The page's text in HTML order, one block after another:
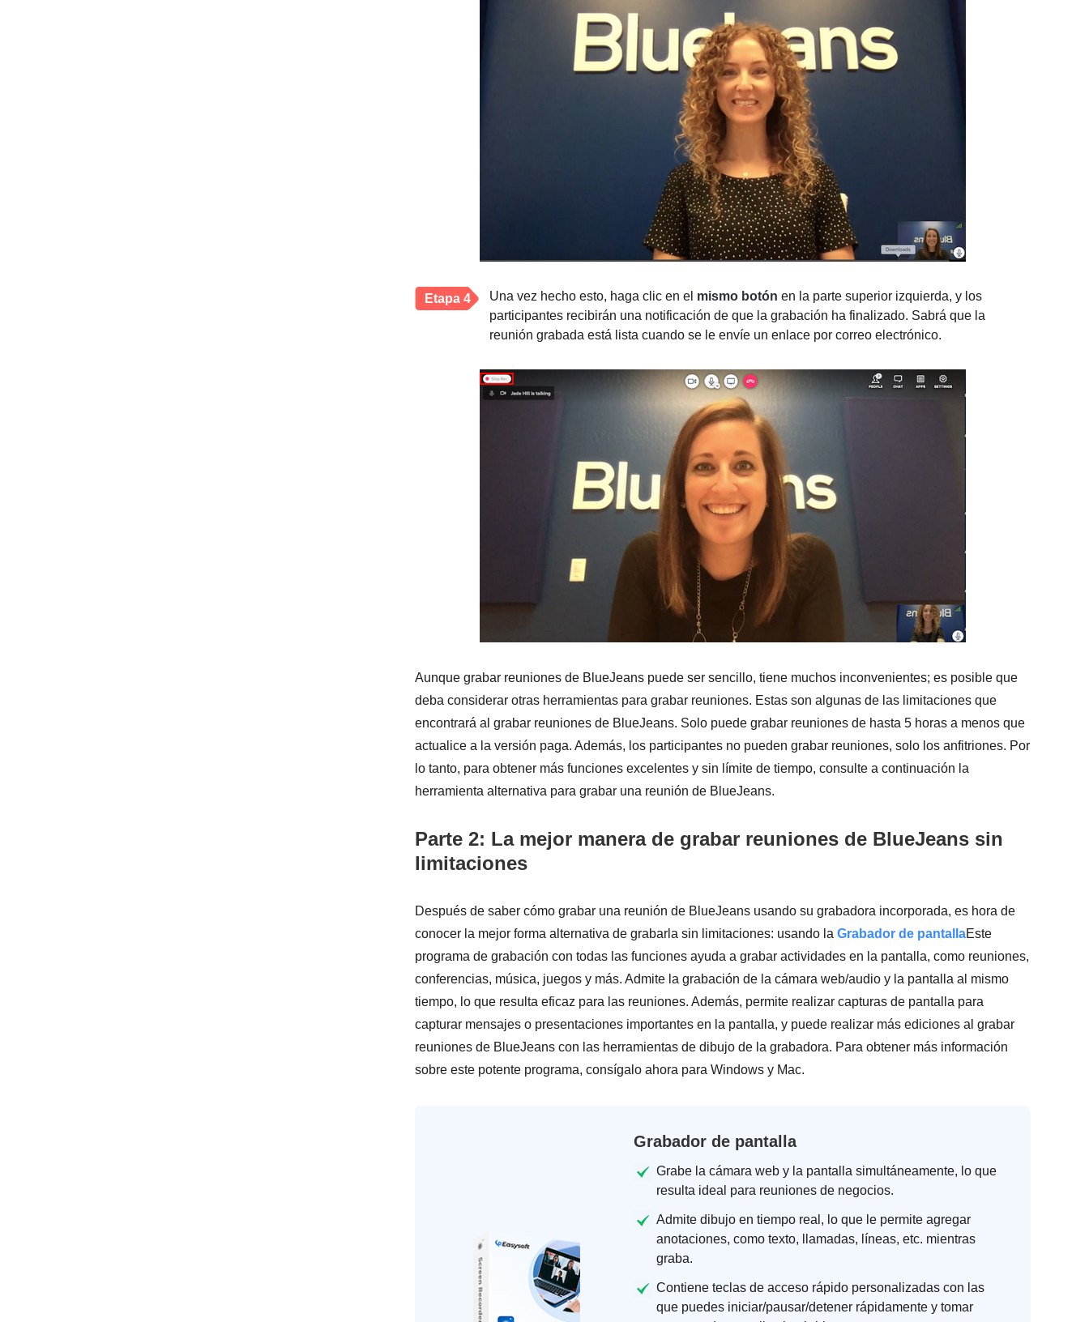
Etapa 4 Una vez hecho esto, haga clic en el mismo botón en la parte superior izquierda, y los
participantes recibirán una notificación de que la grabación ha finalizado. Sabrá que la
reunión grabada está lista cuando se le envíe un enlace por correo electrónico.
Aunque grabar reuniones de BlueJeans puede ser sencillo, tiene muchos inconvenientes; es posible que
deba considerar otras herramientas para grabar reuniones. Estas son algunas de las limitaciones que
encontrará al grabar reuniones de BlueJeans. Solo puede grabar reuniones de hasta 5 horas a menos que
actualice a la versión paga. Además, los participantes no pueden grabar reuniones, solo los anfitriones. Por
lo tanto, para obtener más funciones excelentes y sin límite de tiempo, consulte a continuación la
herramienta alternativa para grabar una reunión de BlueJeans.
Parte 2: La mejor manera de grabar reuniones de BlueJeans sin
limitaciones
Después de saber cómo grabar una reunión de BlueJeans usando su grabadora incorporada, es hora de
conocer la mejor forma alternativa de grabarla sin limitaciones: usando la Grabador de pantallaEste
programa de grabación con todas las funciones ayuda a grabar actividades en la pantalla, como reuniones,
conferencias, música, juegos y más. Admite la grabación de la cámara web/audio y la pantalla al mismo
tiempo, lo que resulta eficaz para las reuniones. Además, permite realizar capturas de pantalla para
capturar mensajes o presentaciones importantes en la pantalla, y puede realizar más ediciones al grabar
reuniones de BlueJeans con las herramientas de dibujo de la grabadora. Para obtener más información
sobre este potente programa, consígalo ahora para Windows y Mac.
Grabador de pantalla
Grabe la cámara web y la pantalla simultáneamente, lo que
resulta ideal para reuniones de negocios.
Admite dibujo en tiempo real, lo que le permite agregar
anotaciones, como texto, llamadas, líneas, etc. mientras
graba.
Contiene teclas de acceso rápido personalizadas con las
que puedes iniciar/pausar/detener rápidamente y tomar